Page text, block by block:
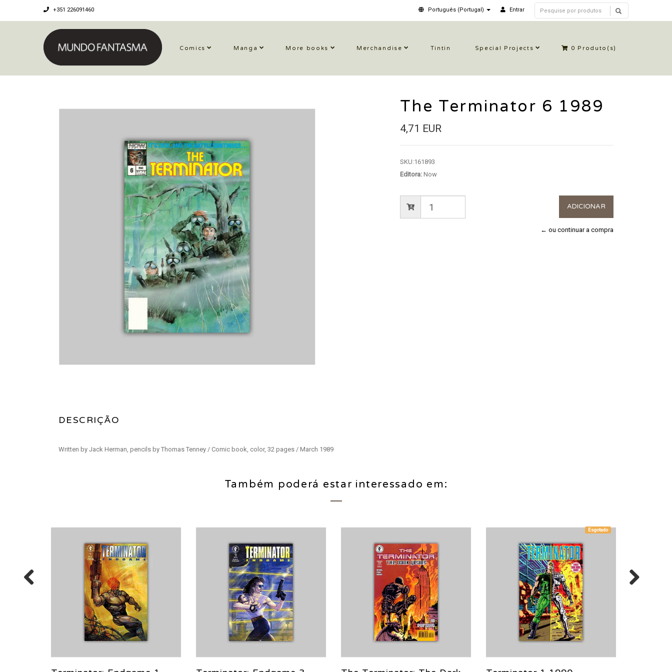
+351 226091460 Português (Portugal) Entrar
Comics Manga More books Merchandise Tintin Special Projects 0 Produto(s)
DESCRIÇÃO
Written by Jack Herman, pencils by Thomas Tenney / Comic book, color, 32 pages / March 1989
The Terminator 6 1989
4,71 EUR
SKU:161893
Editora:Now
← ou continuar a compra
Também poderá estar interessado em:
Esgotado